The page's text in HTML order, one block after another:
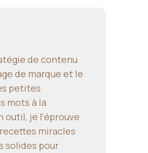
de contenu
de marque et le
petites
mots à la
outil, je l'éprouve
miracles
solides pour